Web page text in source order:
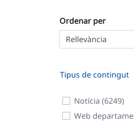
Ordenar per
Tipus de contingut
Notícia (6249)
Web